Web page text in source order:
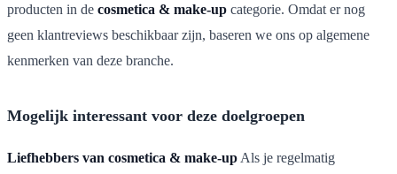
producten in de cosmetica & make-up categorie. Omdat er nog
geen klantreviews beschikbaar zijn, baseren we ons op algemene
kenmerken van deze branche.
Mogelijk interessant voor deze doelgroepen
Liefhebbers van cosmetica & make-up Als je regelmatig